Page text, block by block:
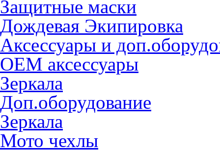
Защитные маски
Дождевая Экипировка
Аксессуары и
OEM аксессуары
Зеркала
Доп.оборудование
Зеркала
Мото чехлы